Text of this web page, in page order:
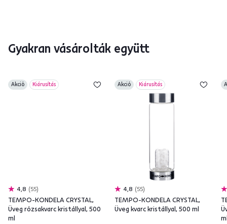
Gyakran vásárolták együtt
Akció Kiárusítás
4,8 55
TEMPO-KONDELA CRYSTAL,
Üveg rózsakvarc kristállyal, 500
ml
Akció Kiárusítás
4,8 55
TEMPO-KONDELA CRYSTAL,
Üveg kvarc kristállyal, 500 ml